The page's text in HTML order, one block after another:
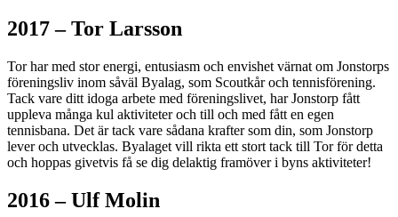
2017 – Tor Larsson
Tor har med stor energi, entusiasm och envishet värnat om Jonstorps
föreningsliv inom såväl Byalag, som Scoutkår och tennisförening.
Tack vare ditt idoga arbete med föreningslivet, har Jonstorp fått
uppleva många kul aktiviteter och till och med fått en egen
tennisbana. Det är tack vare sådana krafter som din, som Jonstorp
lever och utvecklas. Byalaget vill rikta ett stort tack till Tor för detta
och hoppas givetvis få se dig delaktig framöver i byns aktiviteter!
2016 – Ulf Molin